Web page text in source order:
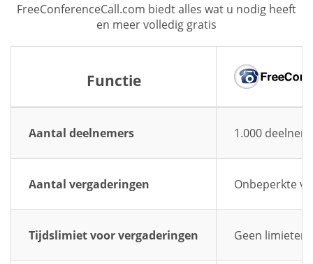
FreeConferenceCall.com biedt alles wat u nodig heeft
en meer volledig gratis
Functie
Aantal deelnemers 1.000
Aantal vergaderingen Onbeperkte
Tijdslimiet voor vergaderingen Geen limieten